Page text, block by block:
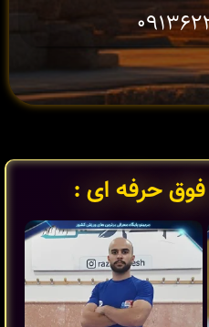
فوق حرفه ای :